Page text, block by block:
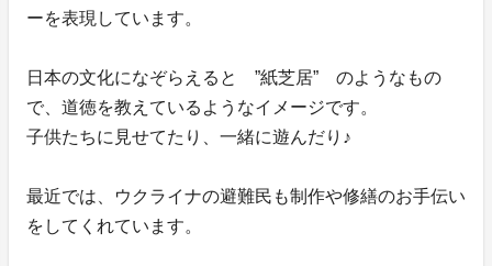
ーを表現しています。
日本の文化になぞらえると ”紙芝居” のようなもの
で、道徳を教えているようなイメージです。
子供たちに見せてたり、一緒に遊んだり♪
最近では、ウクライナの避難民も制作や修繕のお手伝い
をしてくれています。